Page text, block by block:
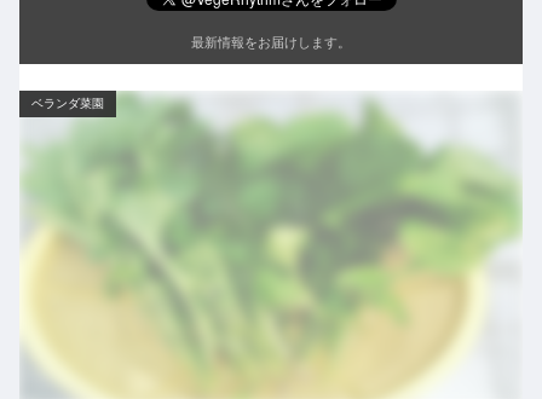
最新情報をお届けします。
ベランダ菜園